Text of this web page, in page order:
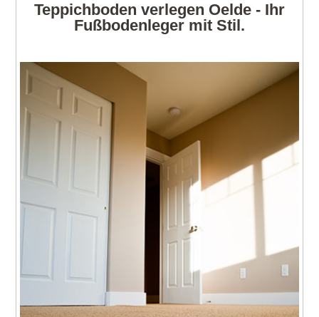
Teppichboden verlegen Oelde - Ihr
Fußbodenleger mit Stil.